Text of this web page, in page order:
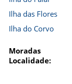
Ilha das Flores
Ilha do Corvo
Moradas
Localidade: